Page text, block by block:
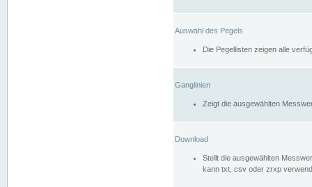
Auswahl des Pegels
Die Pegellisten zeigen alle
Ganglinien
Zeigt die ausgewählten
Download
Stellt die ausgewählten
kann txt, csv oder zrxp